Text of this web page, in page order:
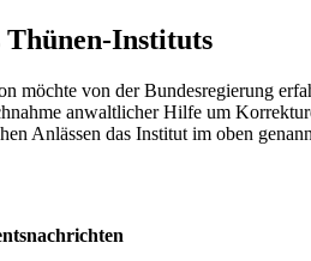
Instituts
von der Bundesregierung
anwaltlicher Hilfe um
Anlässen das Institut im oben